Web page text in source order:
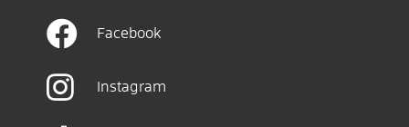
Facebook
Instagram